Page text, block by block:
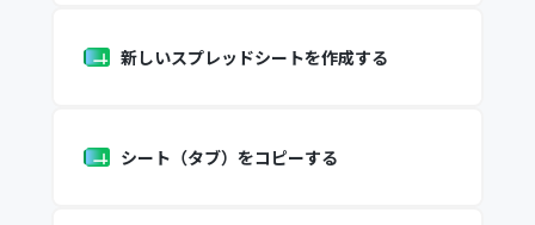
新しいスプレッドシートを作成する
シート（タブ）をコピーする